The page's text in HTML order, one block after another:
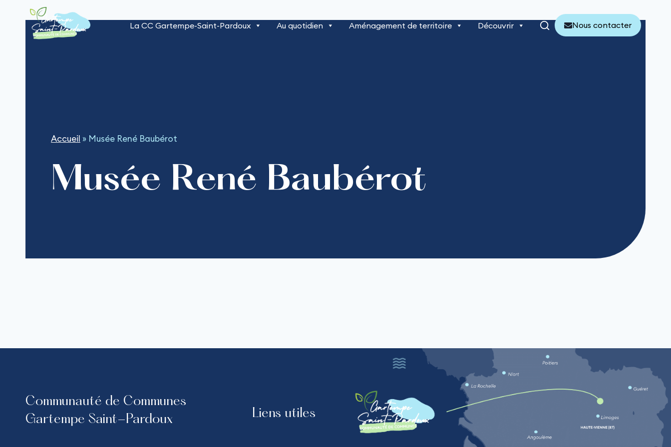
contenu
La CC Gartempe-Saint-Pardoux Au quotidien Aménagement de territoire Découvrir Nous contacter
Accueil » Musée René Baubérot
Musée René Baubérot
Communauté de Communes
Gartempe Saint-Pardoux
Liens utiles